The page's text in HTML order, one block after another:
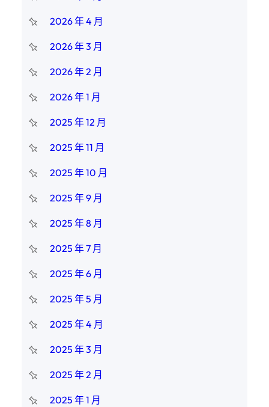
2026 年 4 月
2026 年 3 月
2026 年 2 月
2026 年 1 月
2025 年 12 月
2025 年 11 月
2025 年 10 月
2025 年 9 月
2025 年 8 月
2025 年 7 月
2025 年 6 月
2025 年 5 月
2025 年 4 月
2025 年 3 月
2025 年 2 月
2025 年 1 月